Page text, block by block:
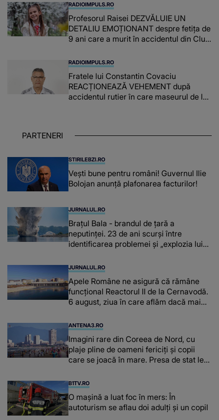
RADIOIMPULS.RO
Profesorul Raisei DEZVĂLUIE UN
DETALIU EMOȚIONANT despre fetița de
9 ani care a murit în accidentul din Cluj.
dascălul trecea printr-o perioadă
dureroasă. Chiar și părinții ei sunt uimiți:
"Nu voi uita că..."
RADIOIMPULS.RO
Fratele lui Constantin Covaciu
REACȚIONEAZĂ VEHEMENT după
accidentul rutier în care maseurul de la
"Nimeni nu s-a întrebat cum..."
PARTENERI
STIRILEBZI.RO
Vești bune pentru români! Guvernul Ilie
Bolojan anunță plafonarea facturilor!
JURNALUL.RO
Brațul Bala - brandul de țară a
neputinței. 23 de ani scurși între
identificarea problemei și „explozia lui
JURNALUL.RO
Apele Române ne asigură că rămâne
funcțional Reactorul II de la Cernavodă.
6 august, ziua în care aflăm dacă mai
ANTENA3.RO
Imagini rare din Coreea de Nord, cu
plaje pline de oameni fericiți și copii
care se joacă în mare. Presa de stat le-
B1TV.RO
O maşină a luat foc în mers: În
autoturism se aflau doi adulți și un copil